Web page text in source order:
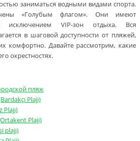
заниматься водными видами спорта.
«Голубым флагом». Они имеют
исключением VIP-зон отдыха. Вся
в шаговой доступности от пляжей,
комфортно. Давайте рассмотрим, какие
окрестностях.
пляж
Plajı)
Plajı)
Plaji)
plajı)